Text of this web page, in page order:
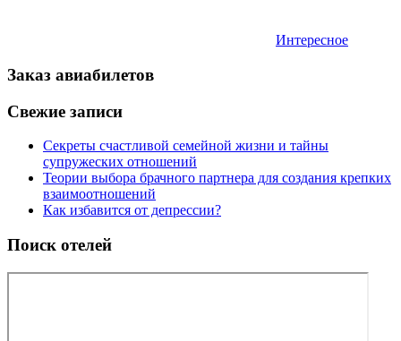
Интересное
Заказ авиабилетов
Свежие записи
Секреты счастливой семейной жизни и тайны
супружеских отношений
Теории выбора брачного партнера для создания крепких
взаимоотношений
Как избавится от депрессии?
Поиск отелей